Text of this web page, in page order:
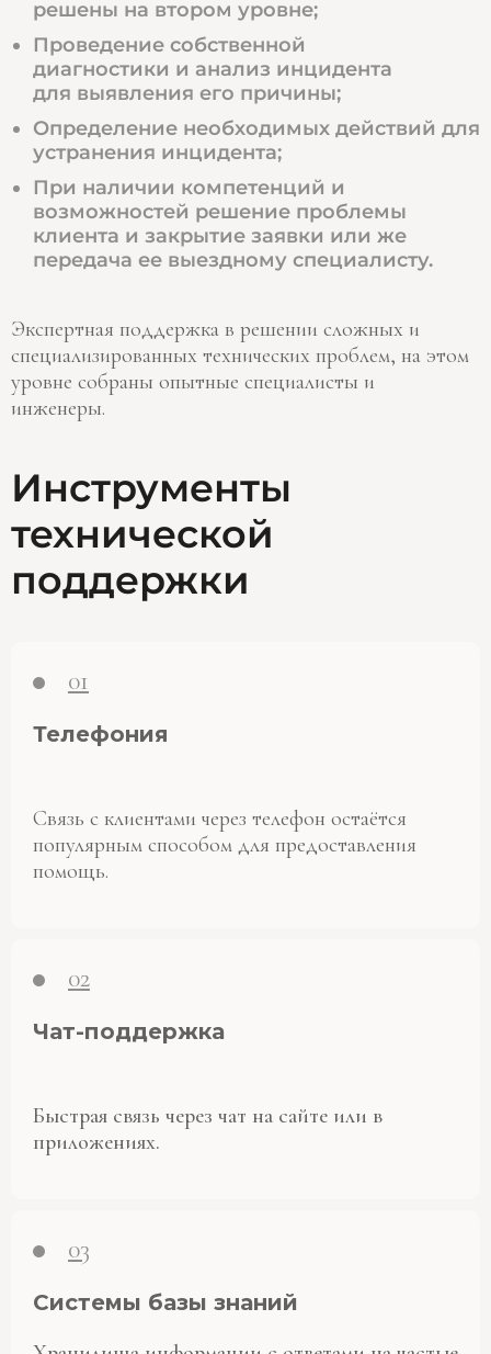
решены на втором уровне;
Проведение собственной
диагностики и анализ инцидента
для выявления его причины;
Определение необходимых действий для
устранения инцидента;
При наличии компетенций и
возможностей решение проблемы
клиента и закрытие заявки или же
передача ее выездному специалисту.
Экспертная поддержка в решении сложных и
специализированных технических проблем, на этом
уровне собраны опытные специалисты и
инженеры.
Инструменты
технической
поддержки
01
Телефония
Связь с клиентами через телефон остаётся
популярным способом для предоставления
помощь.
02
Чат-поддержка
Быстрая связь через чат на сайте или в
приложениях.
03
Системы базы знаний